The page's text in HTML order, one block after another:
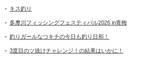
キス釣り
多摩川フィッシングフェスティバル2026 in青梅
釣りガールなつキチの今日も釣り日和！
3度目のツ抜けチャレンジ！の結果はいかに！